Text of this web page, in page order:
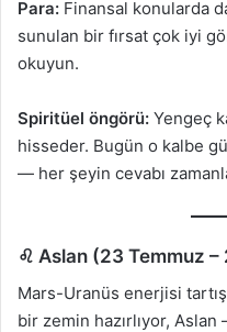
Para: Finansal konularda
sunulan bir fırsat çok iyi
okuyun.
Spiritüel öngörü: Yengeç
hisseder. Bugün o kalbe
— her şeyin cevabı
♌ Aslan (23 Temmuz
Mars-Uranüs enerjisi
bir zemin hazırlıyor,